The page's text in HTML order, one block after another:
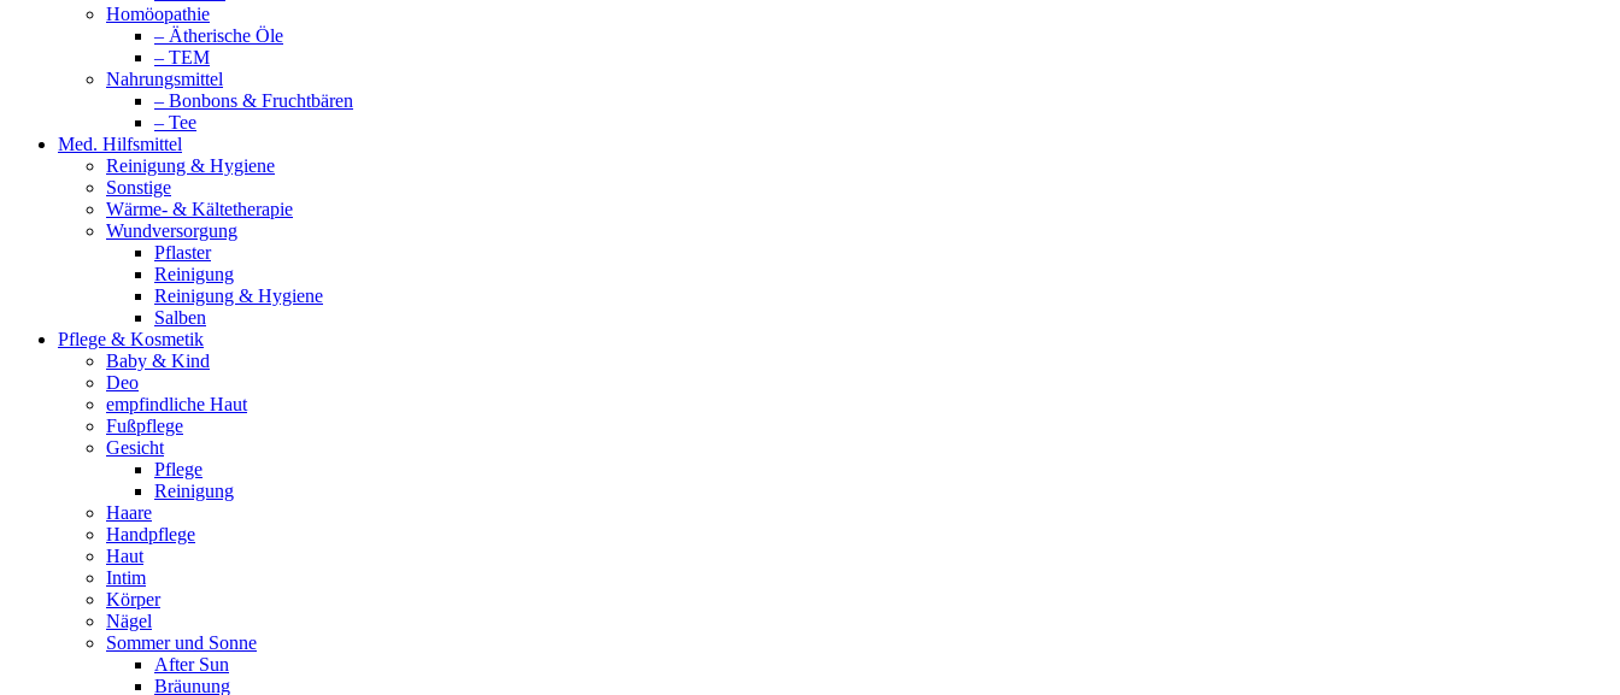
Homöopathie
– Ätherische Öle
– TEM
Nahrungsmittel
– Bonbons & Fruchtbären
– Tee
Med. Hilfsmittel
Reinigung & Hygiene
Sonstige
Wärme- & Kältetherapie
Wundversorgung
Pflaster
Reinigung
Reinigung & Hygiene
Salben
Pflege & Kosmetik
Baby & Kind
Deo
empfindliche Haut
Fußpflege
Gesicht
Pflege
Reinigung
Haare
Handpflege
Haut
Intim
Körper
Nägel
Sommer und Sonne
After Sun
Bräunung